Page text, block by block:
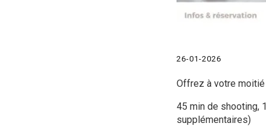
26-01-2026
Offrez à votre
45 min de shooting,
supplémentaires)